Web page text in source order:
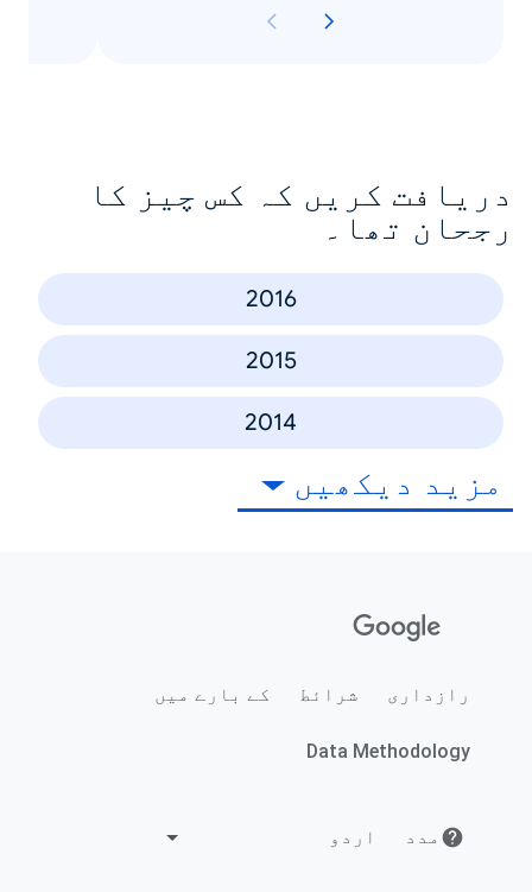
دریافت کریں کہ کس چیز کا
رجحان تھا۔
2016
2015
2014
مزید دیکھیں
رازداری شرائط کے بارے میں
Data Methodology
مدد